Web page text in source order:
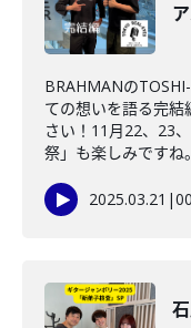
BRAHMANの
ての想いを語る完結
さい！11月22、23
祭」も楽しみですね。
2025.03.21 |